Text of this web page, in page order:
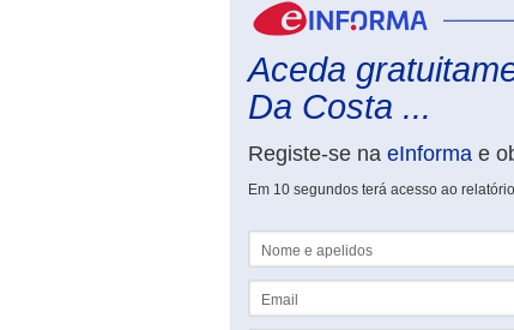
Aceda
Da Costa ...
Registe-se na eInforma e
Em 10 segundos terá acesso ao